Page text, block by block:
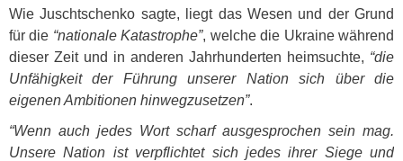
Wie Juschtschenko sagte, liegt das Wesen und der Grund
für die “nationale Katastrophe”, welche die Ukraine während
dieser Zeit und in anderen Jahrhunderten heimsuchte, “die
Unfähigkeit der Führung unserer Nation sich über die
eigenen Ambitionen hinwegzusetzen”.
“Wenn auch jedes Wort scharf ausgesprochen sein mag.
Unsere Nation ist verpflichtet sich jedes ihrer Siege und